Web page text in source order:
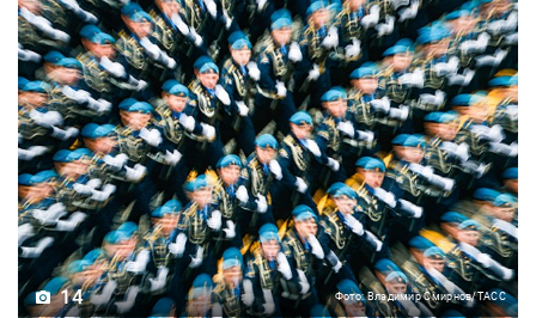
14 Фото: Владимир Смирнов/ТАСС